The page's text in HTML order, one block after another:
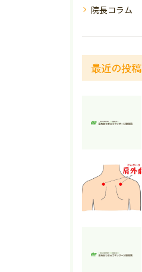
院長コラム
最近の投稿